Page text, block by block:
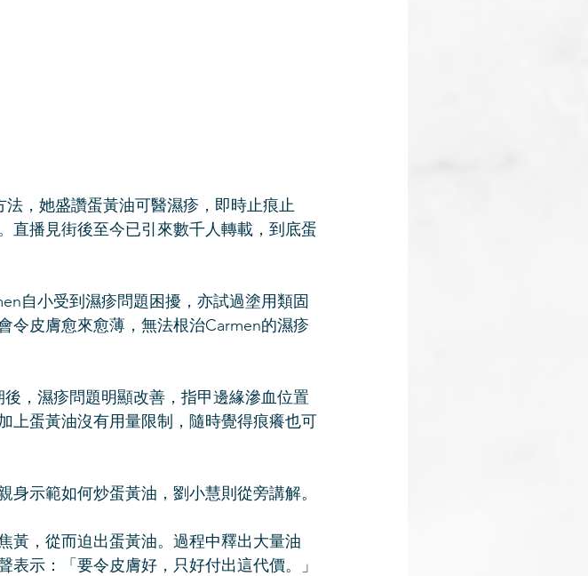
，她盛讚蛋黃油可醫濕疹，即時止痕止
直播見街後至今已引來數千人轉載，到底蛋
自小受到濕疹問題困擾，亦試過塗用類固
令皮膚愈來愈薄，無法根治Carmen的濕疹
，濕疹問題明顯改善，指甲邊緣滲血位置
上蛋黃油沒有用量限制，隨時覺得痕癢也可
示範如何炒蛋黃油，劉小慧則從旁講解。
黃，從而迫出蛋黃油。過程中釋出大量油
示：「要令皮膚好，只好付出這代價。」